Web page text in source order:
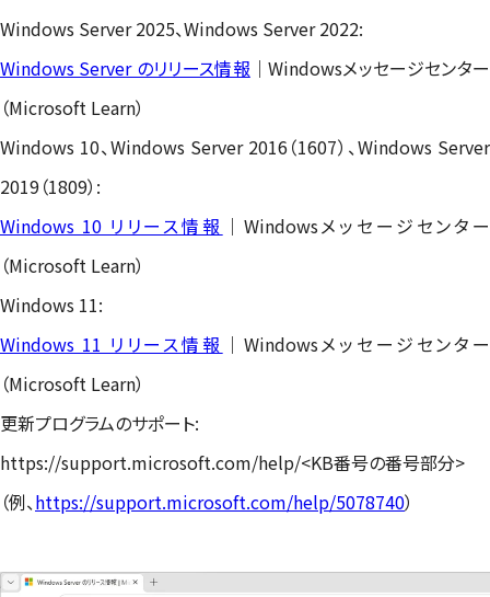
Windows Server 2025、Windows Server 2022:
Windows Server のリリース情報 ｜Windowsメッセージセンター
（Microsoft Learn）
Windows 10、Windows Server 2016（1607）、Windows Server
2019（1809）:
Windows 10 リリース情報 ｜Windowsメッセージセンター
（Microsoft Learn）
Windows 11:
Windows 11 リリース情報 ｜Windowsメッセージセンター
（Microsoft Learn）
更新プログラムのサポート:
https://support.microsoft.com/help/<KB番号の番号部分>
（例、https://support.microsoft.com/help/5078740）